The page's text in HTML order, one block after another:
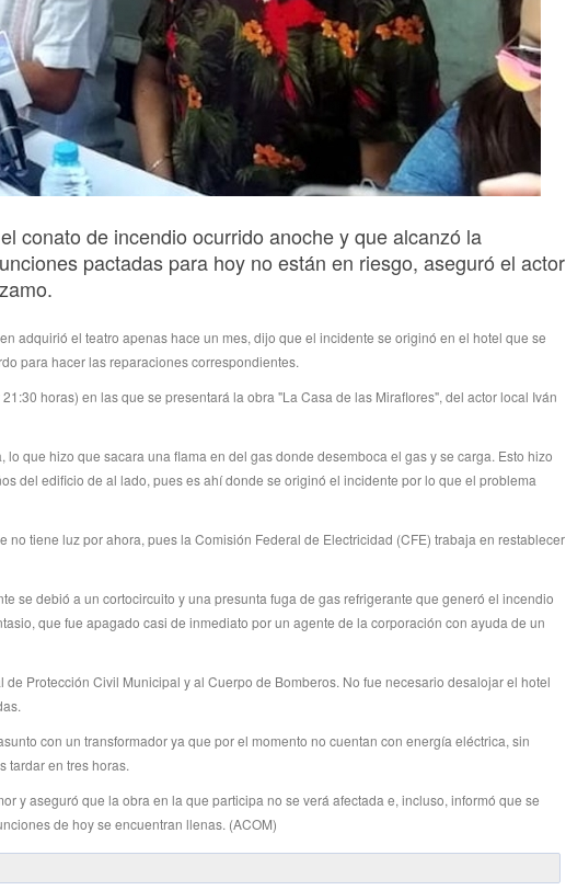
conato de incendio ocurrido anoche y que alcanzó la
pactadas para hoy no están en riesgo, aseguró el actor
adquirió el teatro apenas hace un mes, dijo que el incidente se originó en el hotel que se
para hacer las reparaciones correspondientes.
horas) en las que se presentará la obra "La Casa de las Miraflores", del actor local Iván
que hizo que sacara una flama en del gas donde desemboca el gas y se carga. Esto hizo
del edificio de al lado, pues es ahí donde se originó el incidente por lo que el problema
no tiene luz por ahora, pues la Comisión Federal de Electricidad (CFE) trabaja en restablecer
se debió a un cortocircuito y una presunta fuga de gas refrigerante que generó el incendio
que fue apagado casi de inmediato por un agente de la corporación con ayuda de un
Protección Civil Municipal y al Cuerpo de Bomberos. No fue necesario desalojar el hotel
con un transformador ya que por el momento no cuentan con energía eléctrica, sin
tardar en tres horas.
y aseguró que la obra en la que participa no se verá afectada e, incluso, informó que se
de hoy se encuentran llenas. (ACOM)